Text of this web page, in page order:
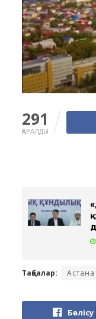
291
ҚАРАЛДЫ
Таңбалар: Астана
Бөлісу